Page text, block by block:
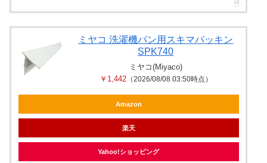
ミヤコ 洗濯機パン用スキマパッキン
SPK740
ミヤコ(Miyaco)
￥1,442（2026/08/08 03:50時点）
Amazon
楽天
Yahoo!ショッピング